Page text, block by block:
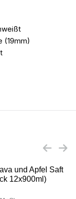
(19mm)
und Apfel Saft
12x900ml)